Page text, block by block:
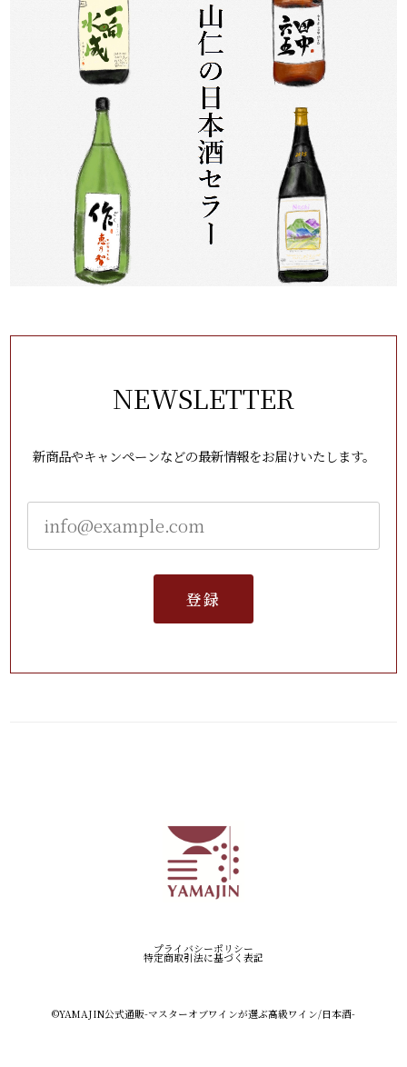
NEWSLETTER
新商品やキャンペーンなどの最新情報をお届けいたします。
登録
プライバシーポリシー
特定商取引法に基づく表記
©︎YAMAJIN公式通販-マスターオブワインが選ぶ高級ワイン/日本酒-